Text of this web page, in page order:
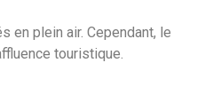
en plein air. Cependant, le
touristique.